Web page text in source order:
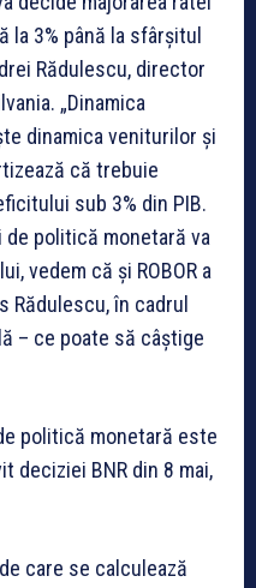
la 3% până la sfârșitul
Rădulescu, director
„Dinamica
dinamica veniturilor și
că trebuie
sub 3% din PIB.
de politică monetară va
vedem că și ROBOR a
Rădulescu, în cadrul
– ce poate să câștige
politică monetară este
deciziei BNR din 8 mai,
care se calculează